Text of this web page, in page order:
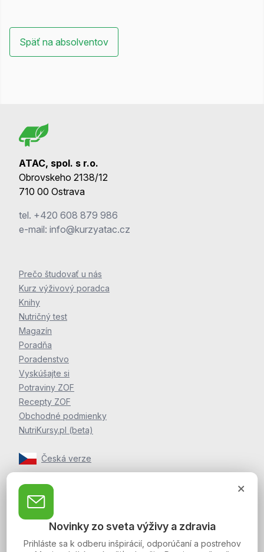
Späť na absolventov
Novinky zo sveta výživy a zdravia
Prihláste sa k odberu inšpirácií, odporúčaní a postrehov
ATAC, spol. s r.o.
Obrovskeho 2138/12
710 00 Ostrava
tel. +420 608 879 986
e-mail: info@kurzyatac.cz
Prečo študovať u nás
Kurz výživový poradca
Knihy
Nutričný test
Magazín
Poradňa
Poradenstvo
Vyskúšajte si
Potraviny ZOF
Recepty ZOF
Obchodné podmienky
NutriKursy.pl (beta)
Česká verze
Zpravodaj Martina Jelínka
Zaregistrujte sa k odberu noviniek a postrehov o zdraví